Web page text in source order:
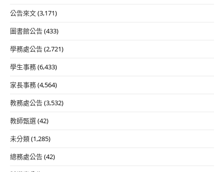
公告來文(3,171)
圖書館公告(433)
學務處公告(2,721)
學生事務(6,433)
家長事務(4,564)
教務處公告(3,532)
教師甄選(42)
未分類(1,285)
總務處公告(42)